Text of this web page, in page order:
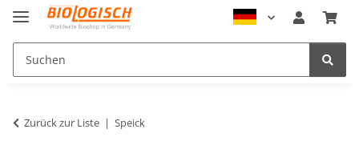
Zurück zur Liste Speick